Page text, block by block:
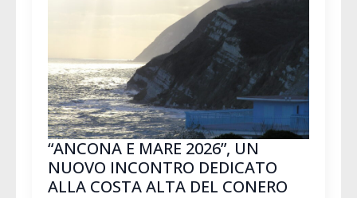
“ANCONA E MARE 2026”, UN
NUOVO INCONTRO DEDICATO
ALLA COSTA ALTA DEL CONERO